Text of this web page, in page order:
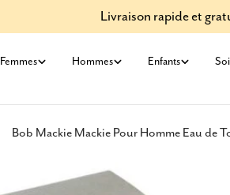
Livraison rapide et
Femmes Hommes Enfants
Bob Mackie Mackie Pour Homme Eau de